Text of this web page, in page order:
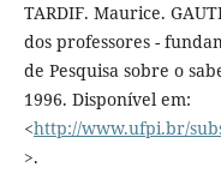
TARDIF. Maurice.
dos professores -
de Pesquisa sobre o
1996. Disponível em:
<http://www.ufpi.br/
>.